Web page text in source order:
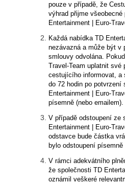
pouze v případě, že
výhrad přijme
Entertainment | Euro-
Každá nabídka TD
nezávazná a může být v
smlouvy odvolána.
Travel-Team uplatnit své
cestujícího informovat, a
do 72 hodin po potvrzení
Entertainment | Euro-
písemně (nebo emailem).
V případě odstoupení ze
Entertainment | Euro-
odstavce bude částka
bylo odstoupení
V rámci adekvátního
že společnosti TD
oznámil veškeré